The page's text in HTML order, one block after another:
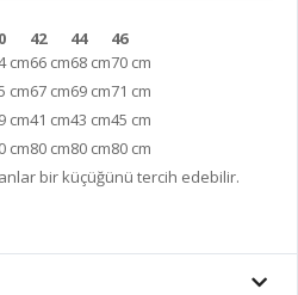
42 44
46
cm66 cm68 cm70 cm
cm67 cm69 cm71 cm
cm41 cm43 cm45 cm
cm80 cm80 cm80 cm
bir küçüğünü tercih edebilir.